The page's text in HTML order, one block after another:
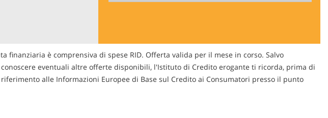
è comprensiva di spese RID. Offerta valida per il mese in corso. Salvo
eventuali altre offerte disponibili, l'Istituto di Credito erogante ti ricorda, prima di
alle Informazioni Europee di Base sul Credito ai Consumatori presso il punto